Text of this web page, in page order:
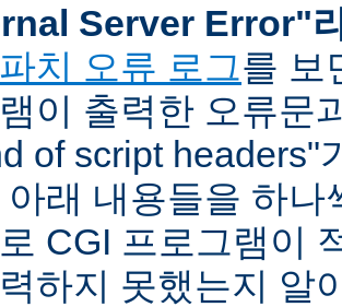
Server Error"
치 오류 로그를 보
이 출력한 오류문
of script headers"
아래 내용들을 하나
CGI 프로그램이
하지 못했는지 알